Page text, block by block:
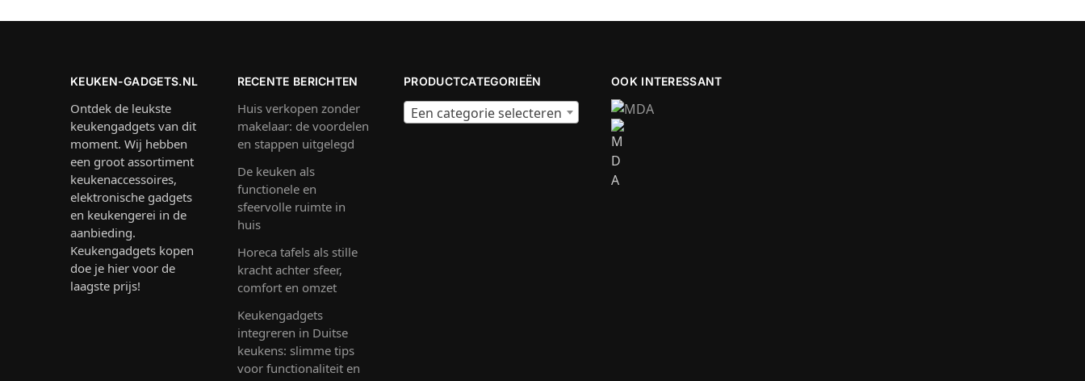
KEUKEN-GADGETS.NL
Ontdek de leukste
keukengadgets van dit
moment. Wij hebben
een groot assortiment
keukenaccessoires,
elektronische gadgets
en keukengerei in de
aanbieding.
Keukengadgets kopen
doe je hier voor de
laagste prijs!
RECENTE BERICHTEN
Huis verkopen zonder
makelaar: de voordelen
en stappen uitgelegd
De keuken als
functionele en
sfeervolle ruimte in
huis
Horeca tafels als stille
kracht achter sfeer,
comfort en omzet
Keukengadgets
integreren in Duitse
keukens: slimme tips
voor functionaliteit en
PRODUCTCATEGORIEËN
Een categorie selecteren
OOK INTERESSANT